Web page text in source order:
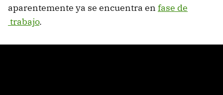
aparentemente ya se encuentra en fase de
trabajo.